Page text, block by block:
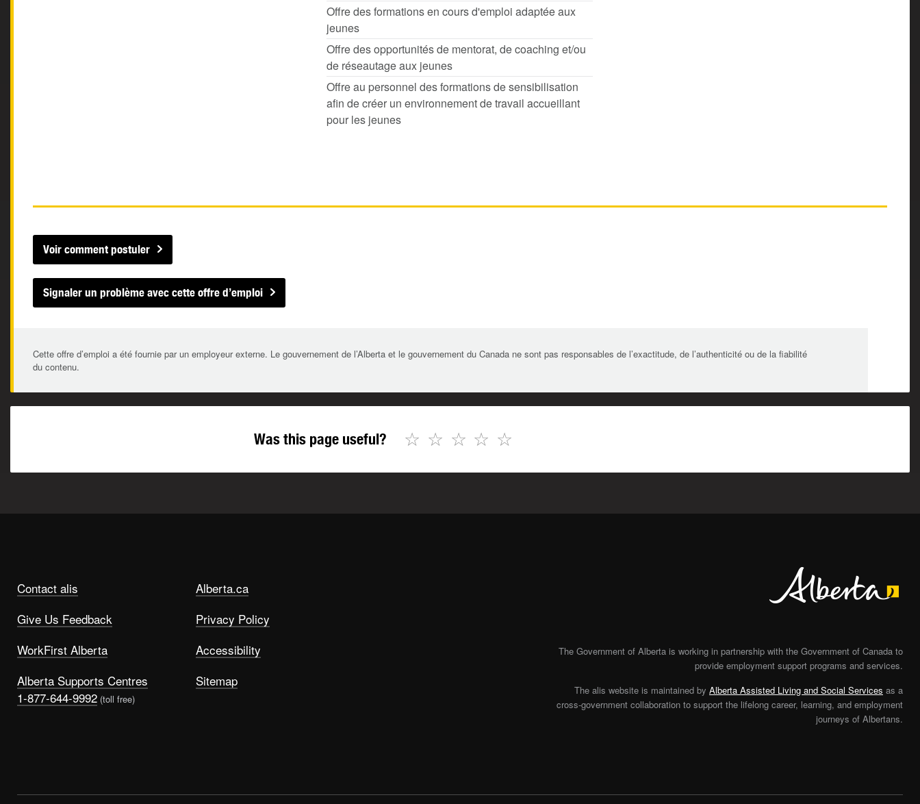
Offre des formations en cours d'emploi adaptée aux
jeunes
Offre des opportunités de mentorat, de coaching et/ou
de réseautage aux jeunes
Offre au personnel des formations de sensibilisation
afin de créer un environnement de travail accueillant
pour les jeunes
Voir comment postuler
Signaler un problème avec cette offre d’emploi
Cette offre d’emploi a été fournie par un employeur externe. Le gouvernement de l’Alberta et le gouvernement du Canada ne sont pas responsables de l’exactitude, de l’authenticité ou de la fiabilité
du contenu.
Was this page useful? ☆
☆
☆
☆
☆
Contact alis
Give Us Feedback
WorkFirst Alberta
Alberta Supports Centres
1-877-644-9992 (toll free)
Alberta.ca
Privacy Policy
Accessibility
Sitemap
The Government of Alberta is working in partnership with the Government of Canada to
provide employment support programs and services.
The alis website is maintained by Alberta Assisted Living and Social Services as a
cross-government collaboration to support the lifelong career, learning, and employment
journeys of Albertans.